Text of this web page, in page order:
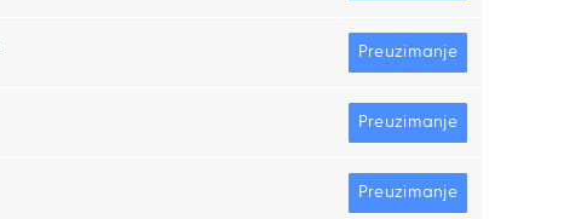
Preuzimanje
Preuzimanje
Preuzimanje